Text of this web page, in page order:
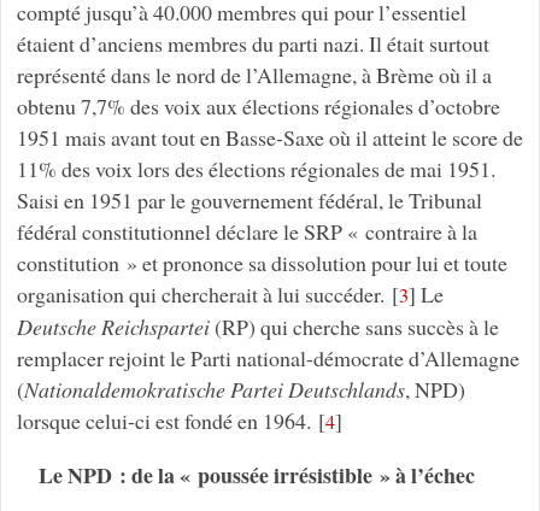
compté jusqu’à 40.000 membres qui pour l’essentiel
étaient d’anciens membres du parti nazi. Il était surtout
représenté dans le nord de l’Allemagne, à Brème où il a
obtenu 7,7% des voix aux élections régionales d’octobre
1951 mais avant tout en Basse-Saxe où il atteint le score de
11% des voix lors des élections régionales de mai 1951.
Saisi en 1951 par le gouvernement fédéral, le Tribunal
fédéral constitutionnel déclare le SRP « contraire à la
constitution » et prononce sa dissolution pour lui et toute
organisation qui chercherait à lui succéder. [3] Le
Deutsche Reichspartei(RP) qui cherche sans succès à le
remplacer rejoint le Parti national-démocrate d’Allemagne
(Nationaldemokratische Partei Deutschlands, NPD)
lorsque celui-ci est fondé en 1964. [4]
Le NPD : de la « poussée irrésistible » à l’échec